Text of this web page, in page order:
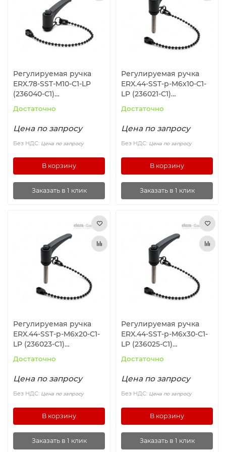
Ролики и колёса
Магниты удерживающие
Компоненты линейного движения
Вакуумные компоненты
Станочные приспособления
Регулируемая ручка
ERX.78-SST-M10-C1-LP
(236040-C1)
Достаточно
Цена по запросу
Без НДС: Цена по запросу
В корзину
Заказать в 1 клик
Регулируемая ручка
ERX.44-SST-p-M6x10-C1-
LP (236021-C1)
Достаточно
Цена по запросу
Без НДС: Цена по запросу
В корзину
Заказать в 1 клик
Регулируемая ручка
ERX.44-SST-p-M6x20-C1-
LP (236023-C1)
Достаточно
Цена по запросу
Без НДС: Цена по запросу
В корзину
Заказать в 1 клик
Регулируемая ручка
ERX.44-SST-p-M6x30-C1-
LP (236025-C1)
Достаточно
Цена по запросу
Без НДС: Цена по запросу
В корзину
Заказать в 1 клик